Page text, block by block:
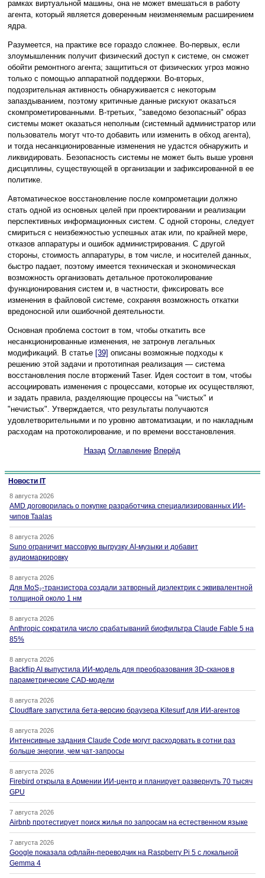
рамках виртуальной машины, она не может вмешаться в работу
агента, который является доверенным неизменяемым расширением
ядра.
Разумеется, на практике все гораздо сложнее. Во-первых, если
злоумышленник получит физический доступ к системе, он сможет
обойти ремонтного агента; защититься от физических угроз можно
только с помощью аппаратной поддержки. Во-вторых,
подозрительная активность обнаруживается с некоторым
запаздыванием, поэтому критичные данные рискуют оказаться
скомпрометированными. В-третьих, "заведомо безопасный" образ
системы может оказаться неполным (системный администратор или
пользователь могут что-то добавить или изменить в обход агента),
и тогда несанкционированные изменения не удастся обнаружить и
ликвидировать. Безопасность системы не может быть выше уровня
дисциплины, существующей в организации и зафиксированной в ее
политике.
Автоматическое восстановление после компрометации должно
стать одной из основных целей при проектировании и реализации
перспективных информационных систем. С одной стороны, следует
смириться с неизбежностью успешных атак или, по крайней мере,
отказов аппаратуры и ошибок администрирования. С другой
стороны, стоимость аппаратуры, в том числе, и носителей данных,
быстро падает, поэтому имеется техническая и экономическая
возможность организовать детальное протоколирование
функционирования систем и, в частности, фиксировать все
изменения в файловой системе, сохраняя возможность откатки
вредоносной или ошибочной деятельности.
Основная проблема состоит в том, чтобы откатить все
несанкционированные изменения, не затронув легальных
модификаций. В статье [39] описаны возможные подходы к
решению этой задачи и прототипная реализация — система
восстановления после вторжений Taser. Идея состоит в том, чтобы
ассоциировать изменения с процессами, которые их осуществляют,
и задать правила, разделяющие процессы на "чистых" и
"нечистых". Утверждается, что результаты получаются
удовлетворительными и по уровню автоматизации, и по накладным
расходам на протоколирование, и по времени восстановления.
Назад Оглавление Вперёд
Новости IT
8 августа 2026
AMD договорилась о покупке разработчика специализированных ИИ-
чипов Taalas
8 августа 2026
Suno ограничит массовую выгрузку AI-музыки и добавит
аудиомаркировку
8 августа 2026
Для MoS₂-транзистора создали затворный диэлектрик с эквивалентной
толщиной около 1 нм
8 августа 2026
Anthropic сократила число срабатываний биофильтра Claude Fable 5 на
85%
8 августа 2026
Backflip AI выпустила ИИ-модель для преобразования 3D-сканов в
параметрические CAD-модели
8 августа 2026
Cloudflare запустила бета-версию браузера Kitesurf для ИИ-агентов
8 августа 2026
Интенсивные задания Claude Code могут расходовать в сотни раз
больше энергии, чем чат-запросы
8 августа 2026
Firebird открыла в Армении ИИ-центр и планирует развернуть 70 тысяч
GPU
7 августа 2026
Airbnb протестирует поиск жилья по запросам на естественном языке
7 августа 2026
Google показала офлайн-переводчик на Raspberry Pi 5 с локальной
Gemma 4